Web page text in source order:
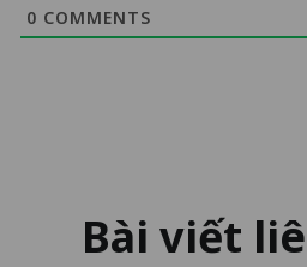
0 COMMENTS
Bài viết